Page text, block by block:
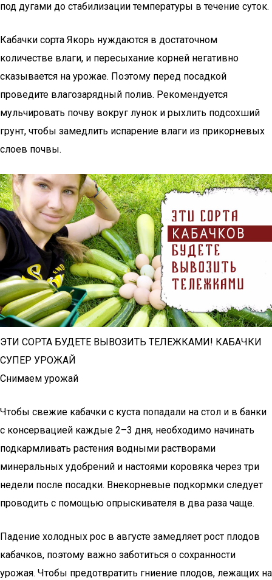
под дугами до стабилизации температуры в течение суток.
Кабачки сорта Якорь нуждаются в достаточном
количестве влаги, и пересыхание корней негативно
сказывается на урожае. Поэтому перед посадкой
проведите влагозарядный полив. Рекомендуется
мульчировать почву вокруг лунок и рыхлить подсохший
грунт, чтобы замедлить испарение влаги из прикорневых
слоев почвы.
ЭТИ СОРТА БУДЕТЕ ВЫВОЗИТЬ ТЕЛЕЖКАМИ! КАБАЧКИ
СУПЕР УРОЖАЙ
Снимаем урожай
Чтобы свежие кабачки с куста попадали на стол и в банки
с консервацией каждые 2–3 дня, необходимо начинать
подкармливать растения водными растворами
минеральных удобрений и настоями коровяка через три
недели после посадки. Внекорневые подкормки следует
проводить с помощью опрыскивателя в два раза чаще.
Падение холодных рос в августе замедляет рост плодов
кабачков, поэтому важно заботиться о сохранности
урожая. Чтобы предотвратить гниение плодов, лежащих на